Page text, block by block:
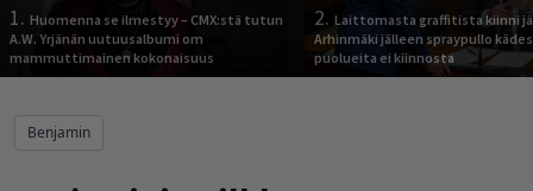
1. Huomenna se ilmestyy – CMX:stä tutun
A.W. Yrjänän uutuusalbumi om
mammuttimainen kokonaisuus
2. Laittomasta graffitista kiinni
Arhinmäki jälleen spraypullo
puolueita ei kiinnosta
Benjamin